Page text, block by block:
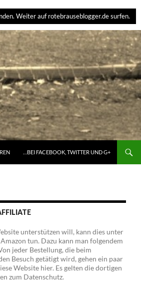
…BEI FACEBOOK, TWITTER UND G+
unterstützen will, kann dies unter
tun. Dazu kann man folgendem
jeder Bestellung, die beim
Besuch getätigt wird, gehen ein paar
Website hier. Es gelten die dortigen
zum Datenschutz.
Weiter auf rotebrauseblogger.de surfen.